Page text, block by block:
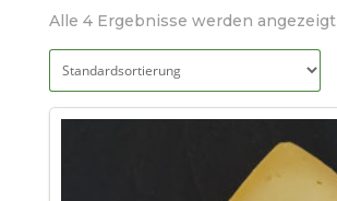
Alle 4 Ergebnisse werden angezeigt